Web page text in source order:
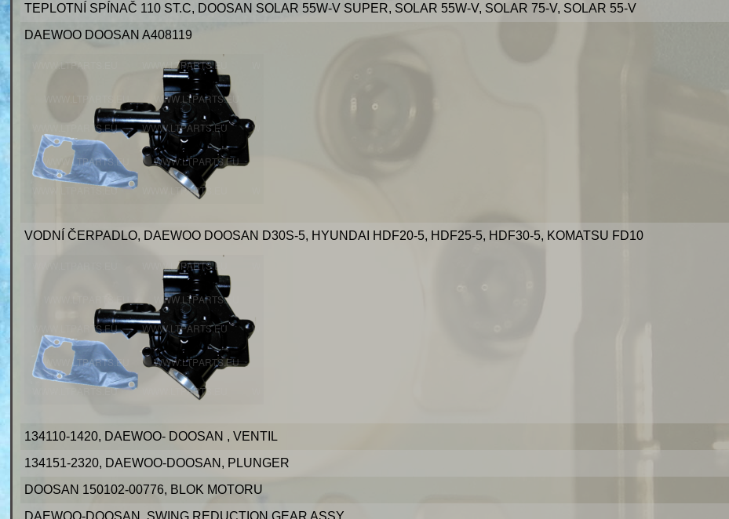
TEPLOTNÍ SPÍNAČ 110 ST.C, DOOSAN SOLAR 55W-V SUPER, SOLAR 55W-V, SOLAR 75-V, SOLAR 55-V
DAEWOO DOOSAN A408119
VODNÍ ČERPADLO, DAEWOO DOOSAN D30S-5, HYUNDAI HDF20-5, HDF25-5, HDF30-5, KOMATSU FD10
134110-1420, DAEWOO- DOOSAN , VENTIL
134151-2320, DAEWOO-DOOSAN, PLUNGER
DOOSAN 150102-00776, BLOK MOTORU
DAEWOO-DOOSAN, SWING REDUCTION GEAR ASSY